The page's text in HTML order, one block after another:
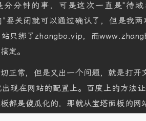
分分钟的事，可是这次一直是"待
要关闭就可以通过确认了，但是我
站只绑了zhangbo.vip，而
定。
正常，但是又出一个问题，就是打
现在网站的配置上。百度上的方法
都是傻瓜化的，那就从宝塔面板的网